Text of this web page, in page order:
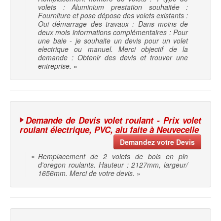
volets : Aluminium prestation souhaitée :
Fourniture et pose dépose des volets existants :
Oui démarrage des travaux : Dans moins de
deux mois informations complémentaires : Pour
une baie - je souhaite un devis pour un volet
electrique ou manuel. Merci objectif de la
demande : Obtenir des devis et trouver une
entreprise. »
Demande de Devis volet roulant - Prix volet
roulant électrique, PVC, alu faite à Neuvecelle
Demandez votre Devis
« Remplacement de 2 volets de bois en pin
d'oregon roulants. Hauteur : 2127mm, largeur/
1656mm. Merci de votre devis. »